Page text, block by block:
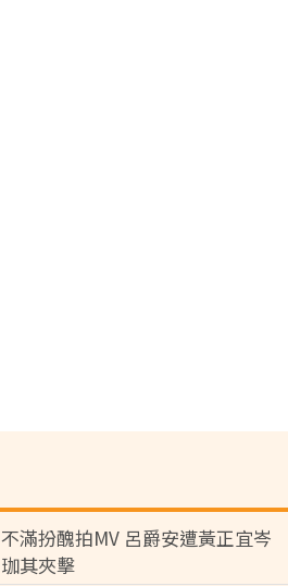
不滿扮醜拍MV 呂爵安遭黃正宜岑
珈其夾擊